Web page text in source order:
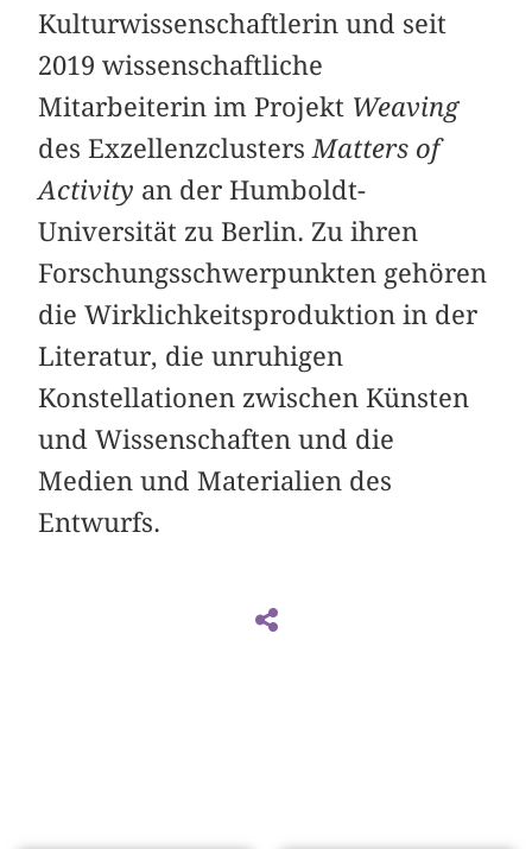
Kulturwissenschaftlerin und seit
2019 wissenschaftliche
Mitarbeiterin im Projekt Weaving
des ExzellenzclustersMatters of
Activity an der Humboldt-
Universität zu Berlin. Zu ihren
Forschungsschwerpunkten gehören
die Wirklichkeitsproduktion in der
Literatur, die unruhigen
Konstellationen zwischen Künsten
und Wissenschaften und die
Medien und Materialien des
Entwurfs.